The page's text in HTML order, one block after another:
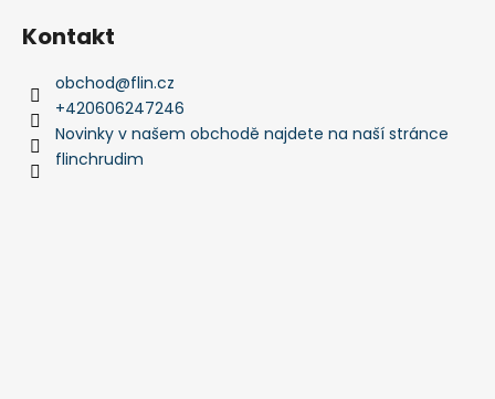
Kontakt
obchod@flin.cz
+420606247246
Novinky v našem obchodě najdete na naší stránce
flinchrudim